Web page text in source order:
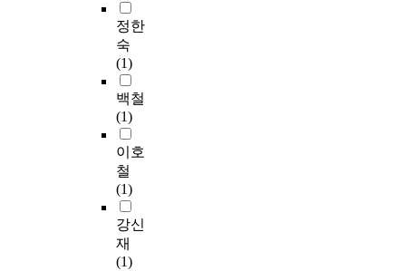
정한
숙
(1)
백철
(1)
이호
철
(1)
강신
재
(1)